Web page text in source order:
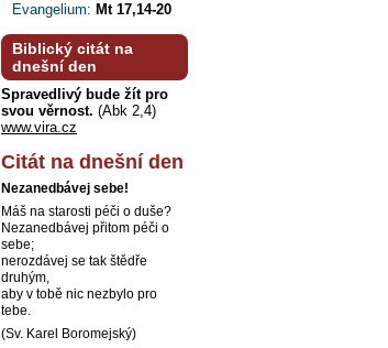
Evangelium: Mt 17,14-20
Biblický citát na
dnešní den
Spravedlivý bude žít pro
svou věrnost. (Abk 2,4)
www.vira.cz
Citát na dnešní den
Nezanedbávej sebe!
Máš na starosti péči o duše?
Nezanedbávej přitom péči o
sebe;
nerozdávej se tak štědře
druhým,
aby v tobě nic nezbylo pro
tebe.
(Sv. Karel Boromejský)